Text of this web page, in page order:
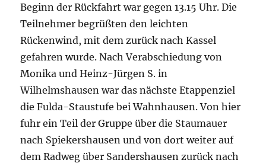
Beginn der Rückfahrt war gegen 13.15 Uhr. Die
Teilnehmer begrüßten den leichten
Rückenwind, mit dem zurück nach Kassel
gefahren wurde. Nach Verabschiedung von
Monika und Heinz-Jürgen S. in
Wilhelmshausen war das nächste Etappenziel
die Fulda-Staustufe bei Wahnhausen. Von hier
fuhr ein Teil der Gruppe über die Staumauer
nach Spiekershausen und von dort weiter auf
dem Radweg über Sandershausen zurück nach